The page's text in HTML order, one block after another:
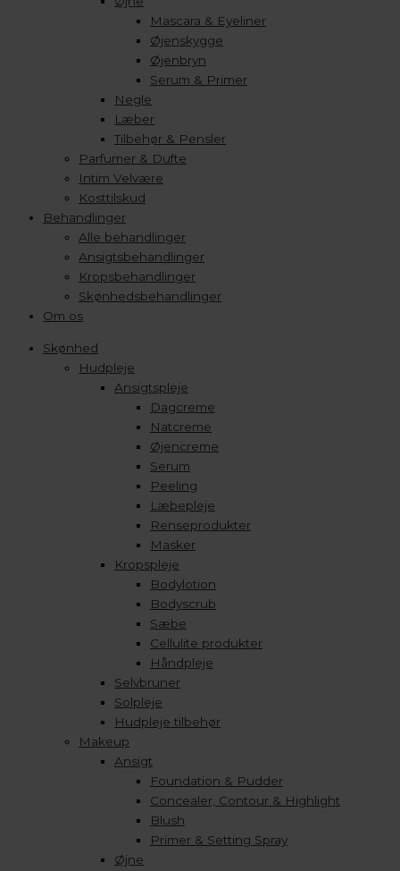
Mascara & Eyeliner
Øjenskygge
Øjenbryn
Serum & Primer
Negle
Læber
Tilbehør & Pensler
Parfumer & Dufte
Intim Velvære
Kosttilskud
Behandlinger
Alle behandlinger
Ansigtsbehandlinger
Kropsbehandlinger
Skønhedsbehandlinger
Om os
Skønhed
Hudpleje
Ansigtspleje
Dagcreme
Natcreme
Øjencreme
Serum
Peeling
Læbepleje
Renseprodukter
Masker
Kropspleje
Bodylotion
Bodyscrub
Sæbe
Cellulite produkter
Håndpleje
Selvbruner
Solpleje
Hudpleje tilbehør
Makeup
Ansigt
Foundation & Pudder
Concealer, Contour & Highlight
Blush
Primer & Setting Spray
Øjne